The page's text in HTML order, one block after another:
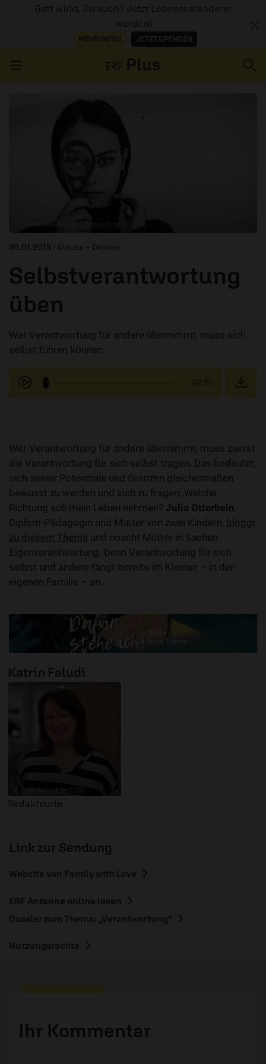
Gott wirkt. Du auch? Jetzt Lebensveränderer
werden!
MEHR INFOS JETZT SPENDEN
© Sasha Nadelyaeva / unsplash.com
30.01.2019 / Glaube + Denken
Selbstverantwortung
üben
Wer Verantwortung für andere übernimmt, muss sich
selbst führen können.
52:20
Wer Verantwortung für andere übernimmt, muss zuerst
die Verantwortung für sich selbst tragen. Das bedeutet,
sich seiner Potenziale und Grenzen gleichermaßen
bewusst zu werden und sich zu fragen: Welche
Richtung soll mein Leben nehmen? Julia Otterbein,
Diplom-Pädagogin und Mutter von zwei Kindern, bloggt
zu diesem Thema und coacht Mütter in Sachen
Eigenverantwortung. Denn Verantwortung für sich
selbst und andere fängt bereits im Kleinen – in der
eigenen Familie – an.
Katrin Faludi
© Ruth Schneider / ERF
Redakteurin
Link zur Sendung
Website von Family with Love
ERF Antenne online lesen
Dossier zum Thema: „Verantwortung“
Nutzungsrechte
Ihr Kommentar